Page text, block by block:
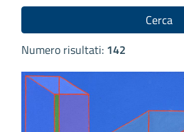
Numero risultati: 142
Cerca